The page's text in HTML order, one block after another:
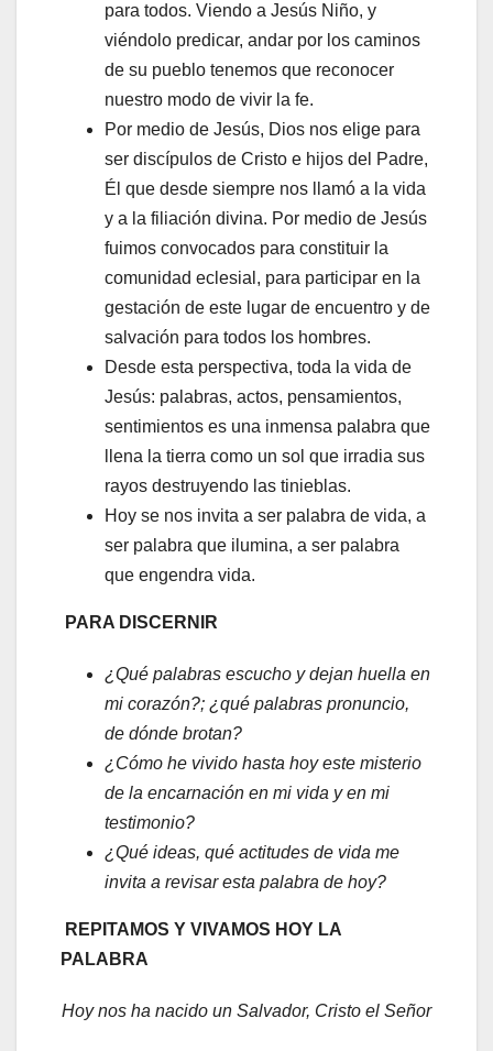
para todos. Viendo a Jesús Niño, y
viéndolo predicar, andar por los caminos
de su pueblo tenemos que reconocer
nuestro modo de vivir la fe.
Por medio de Jesús, Dios nos elige para
ser discípulos de Cristo e hijos del Padre,
Él que desde siempre nos llamó a la vida
y a la filiación divina. Por medio de Jesús
fuimos convocados para constituir la
comunidad eclesial, para participar en la
gestación de este lugar de encuentro y de
salvación para todos los hombres.
Desde esta perspectiva, toda la vida de
Jesús: palabras, actos, pensamientos,
sentimientos es una inmensa palabra que
llena la tierra como un sol que irradia sus
rayos destruyendo las tinieblas.
Hoy se nos invita a ser palabra de vida, a
ser palabra que ilumina, a ser palabra
que engendra vida.
PARA DISCERNIR
¿Qué palabras escucho y dejan huella en
mi corazón?; ¿qué palabras pronuncio,
de dónde brotan?
¿Cómo he vivido hasta hoy este misterio
de la encarnación en mi vida y en mi
testimonio?
¿Qué ideas, qué actitudes de vida me
invita a revisar esta palabra de hoy?
REPITAMOS Y VIVAMOS HOY LA
PALABRA
Hoy nos ha nacido un Salvador, Cristo el Señor